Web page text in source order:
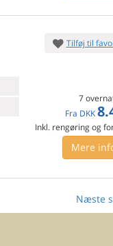
Tilføj til
7
Fra DKK
Inkl. rengøring og
Mere
Næste